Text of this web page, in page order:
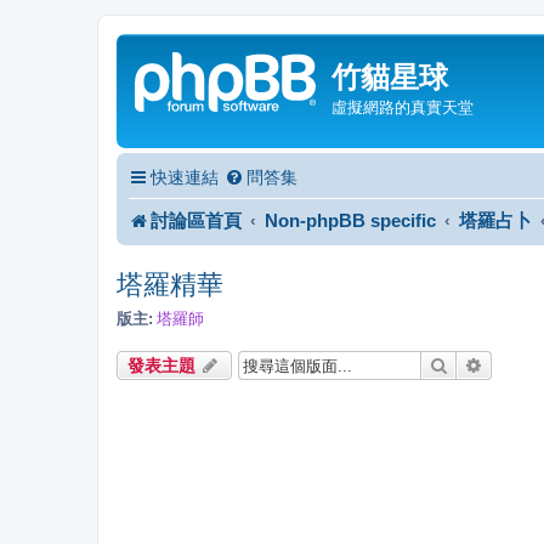
竹貓星球
虛擬網路的真實天堂
快速連結 問答集
討論區首頁 Non-phpBB specific 塔羅占卜
塔羅精華
版主: 塔羅師
發表主題 搜尋